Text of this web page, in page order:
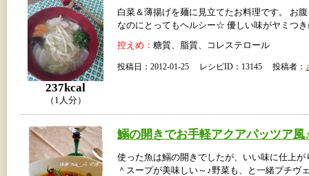
237kcal
（1人分）
白菜＆薄揚げを麺に見立てたお料理です。 お
なのにとってもヘルシー☆ 優しい味がヤミつ
控えめ： 糖質、脂質、コレステロール
投稿日：2012-01-25 レシピID：13145 投稿者：
鰯の開きでお手軽アクアパッツア風
使った魚は鰯の開きでしたが、いい味に仕上が
＾スープが美味しい～♪野菜も、と一緒プチヴ